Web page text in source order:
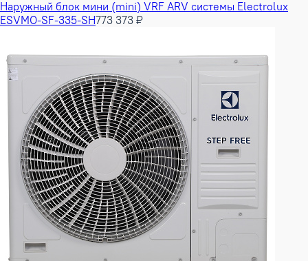
Наружный блок мини (mini) VRF ARV системы Electrolux
ESVMO-SF-335-SH773 373 ₽